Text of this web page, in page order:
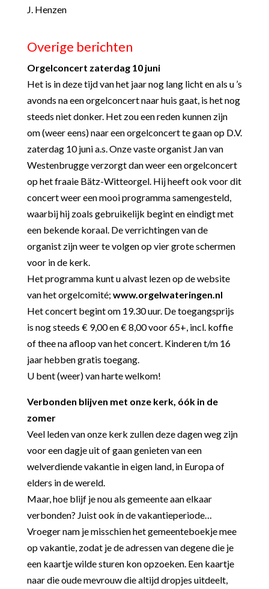
J. Henzen
Overige berichten
Orgelconcert zaterdag 10 juni
Het is in deze tijd van het jaar nog lang licht en als u ’s
avonds na een orgelconcert naar huis gaat, is het nog
steeds niet donker. Het zou een reden kunnen zijn
om (weer eens) naar een orgelconcert te gaan op D.V.
zaterdag 10 juni a.s. Onze vaste organist Jan van
Westenbrugge verzorgt dan weer een orgelconcert
op het fraaie Bätz-Witteorgel. Hij heeft ook voor dit
concert weer een mooi programma samengesteld,
waarbij hij zoals gebruikelijk begint en eindigt met
een bekende koraal. De verrichtingen van de
organist zijn weer te volgen op vier grote schermen
voor in de kerk.
Het programma kunt u alvast lezen op de website
van het orgelcomité; www.orgelwateringen.nl
Het concert begint om 19.30 uur. De toegangsprijs
is nog steeds € 9,00 en € 8,00 voor 65+, incl. koffie
of thee na afloop van het concert. Kinderen t/m 16
jaar hebben gratis toegang.
U bent (weer) van harte welkom!
Verbonden blijven met onze kerk, óók in de
zomer
Veel leden van onze kerk zullen deze dagen weg zijn
voor een dagje uit of gaan genieten van een
welverdiende vakantie in eigen land, in Europa of
elders in de wereld.
Maar, hoe blijf je nou als gemeente aan elkaar
verbonden? Juist ook ín de vakantieperiode…
Vroeger nam je misschien het gemeenteboekje mee
op vakantie, zodat je de adressen van degene die je
een kaartje wilde sturen kon opzoeken. Een kaartje
naar die oude mevrouw die altijd dropjes uitdeelt,